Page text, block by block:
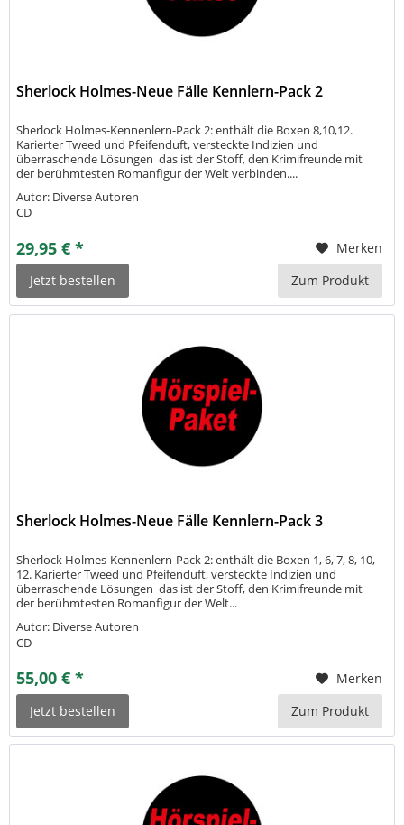
Sherlock Holmes-Neue Fälle Kennlern-Pack 2
Sherlock Holmes-Kennenlern-Pack 2: enthält die Boxen 8,10,12.
Karierter Tweed und Pfeifenduft, versteckte Indizien und
überraschende Lösungen  das ist der Stoff, den Krimifreunde mit
der berühmtesten Romanfigur der Welt verbinden....
Autor: Diverse Autoren
CD
29,95 € *
Merken
Jetzt bestellen
Zum Produkt
Sherlock Holmes-Neue Fälle Kennlern-Pack 3
Sherlock Holmes-Kennenlern-Pack 2: enthält die Boxen 1, 6, 7, 8, 10,
12. Karierter Tweed und Pfeifenduft, versteckte Indizien und
überraschende Lösungen  das ist der Stoff, den Krimifreunde mit
der berühmtesten Romanfigur der Welt...
Autor: Diverse Autoren
CD
55,00 € *
Merken
Jetzt bestellen
Zum Produkt